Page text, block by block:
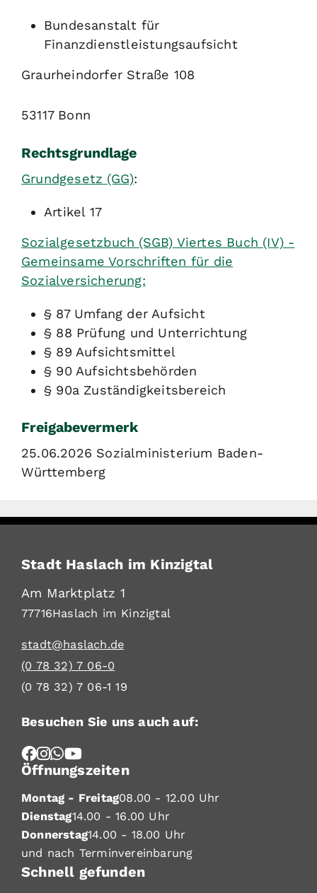
Bundesanstalt für
Finanzdienstleistungsaufsicht
Graurheindorfer Straße 108
53117 Bonn
Rechtsgrundlage
Grundgesetz (GG):
Artikel 17
Sozialgesetzbuch (SGB) Viertes Buch (IV) -
Gemeinsame Vorschriften für die
Sozialversicherung:
§ 87 Umfang der Aufsicht
§ 88 Prüfung und Unterrichtung
§ 89 Aufsichtsmittel
§ 90 Aufsichtsbehörden
§ 90a Zuständigkeitsbereich
Freigabevermerk
25.06.2026 Sozialministerium Baden-
Württemberg
Stadt Haslach im Kinzigtal
Am Marktplatz 1
77716Haslach im Kinzigtal
stadt@haslach.de
(0 78 32) 7 06-0
(0 78 32) 7 06-1 19
Besuchen Sie uns auch auf:
Öffnungszeiten
Montag - Freitag08.00 - 12.00 Uhr
Dienstag14.00 - 16.00 Uhr
Donnerstag14.00 - 18.00 Uhr
und nach Terminvereinbarung
Schnell gefunden